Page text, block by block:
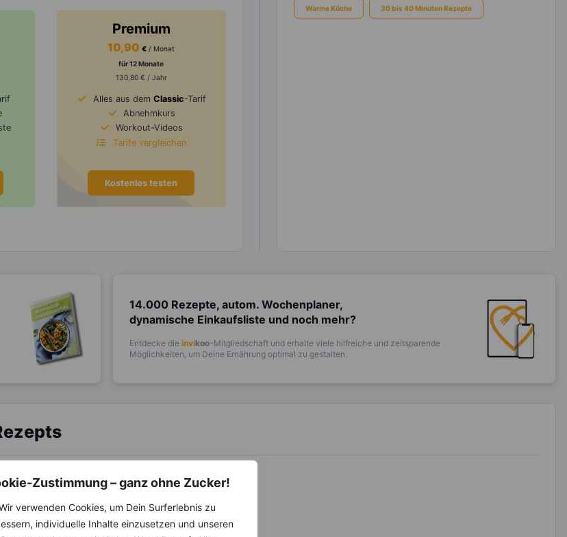
Zustimmung – ganz ohne Zucker!
verwenden Cookies, um Dein Surferlebnis zu
individuelle Inhalte einzusetzen und unseren
Premium
10,90€ / Monat
für 12 Monate
130,80 € / Jahr
Alles aus dem Classic-Tarif
Abnehmkurs
Workout-Videos
Tarife vergleichen
Kostenlos testen
Warme Küche 30 bis 40 Minuten Rezepte
14.000 Rezepte, autom. Wochenplaner,
dynamische Einkaufsliste und noch mehr?
Entdecke die invikoo-Mitgliedschaft und erhalte viele hilfreiche und zeitsparende
Möglichkeiten, um Deine Ernährung optimal zu gestalten.